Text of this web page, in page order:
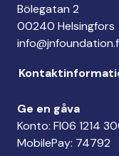
Bölegatan 2
00240 Helsingfors
Ge en gåva
Konto: FI06 1214
MobilePay: 74792